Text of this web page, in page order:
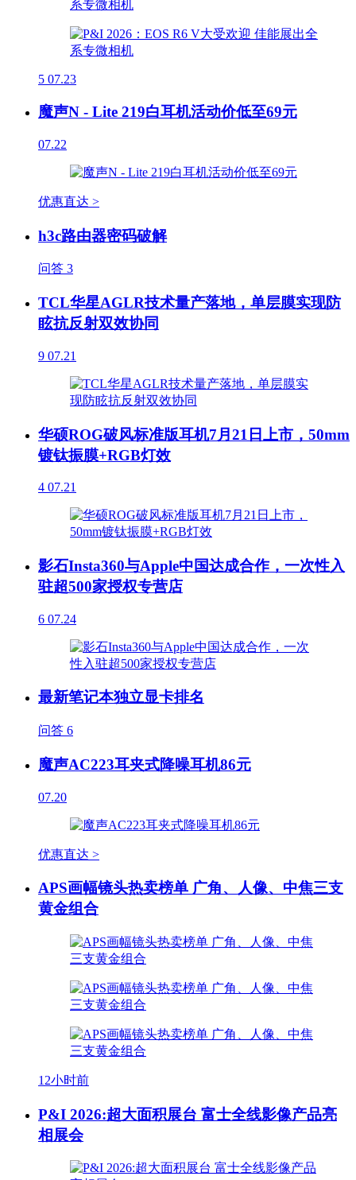
5 07.23
魔声N - Lite 219白耳机活动价低至69元
07.22
优惠直达 >
h3c路由器密码破解
问答 3
TCL华星AGLR技术量产落地，单层膜实现防
眩抗反射双效协同
9 07.21
华硕ROG破风标准版耳机7月21日上市，50mm
镀钛振膜+RGB灯效
4 07.21
影石Insta360与Apple中国达成合作，一次性入
驻超500家授权专营店
6 07.24
最新笔记本独立显卡排名
问答 6
魔声AC223耳夹式降噪耳机86元
07.20
优惠直达 >
APS画幅镜头热卖榜单 广角、人像、中焦三支
黄金组合
12小时前
P&I 2026:超大面积展台 富士全线影像产品亮
相展会